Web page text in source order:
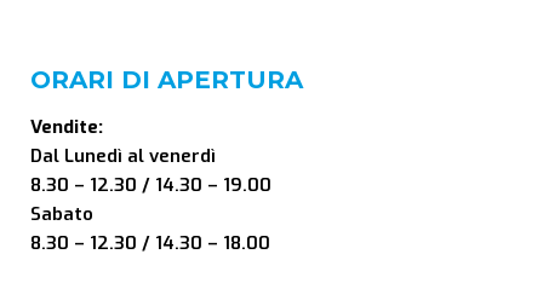
ORARI DI APERTURA
Vendite:
Dal Lunedì al venerdì
8.30 – 12.30 / 14.30 – 19.00
Sabato
8.30 – 12.30 / 14.30 – 18.00